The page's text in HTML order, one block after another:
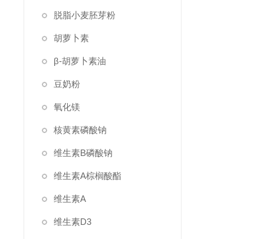
脱脂小麦胚芽粉
胡萝卜素
β-胡萝卜素油
豆奶粉
氧化镁
核黄素磷酸钠
维生素B磷酸钠
维生素A棕榈酸酯
维生素A
维生素D3